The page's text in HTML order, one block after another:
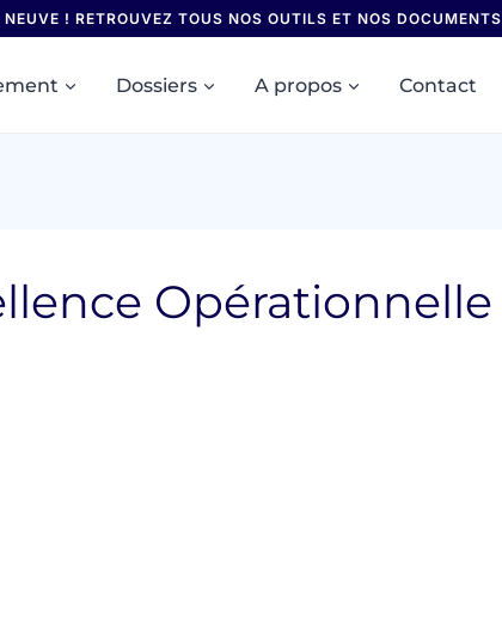
! RETROUVEZ TOUS NOS OUTILS ET NOS DOCUMENTS
Dossiers A propos Contact
Opérationnelle